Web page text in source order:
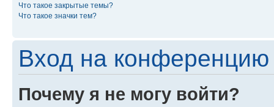
Что такое закрытые темы?
Что такое значки тем?
Вход на конференцию
Почему я не могу войти?